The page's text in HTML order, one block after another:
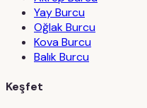
Yay Burcu
Oğlak Burcu
Kova Burcu
Balık Burcu
Keşfet